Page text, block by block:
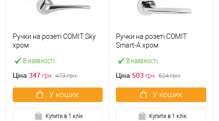
В наявності
Ручки на розеті COMIT Sky
хром
Ціна 347 грн. 473грн.
У кошик
Купити в 1 клік
В наявності
Ручки на розеті COMIT
Smart-A хром
Ціна 503 грн. 624грн.
У кошик
Купити в 1 клік